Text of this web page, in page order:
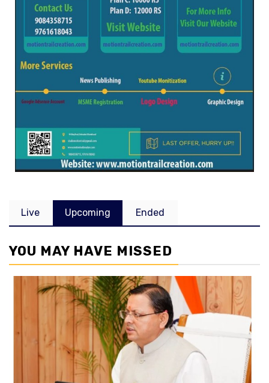
Live Upcoming Ended
YOU MAY HAVE MISSED